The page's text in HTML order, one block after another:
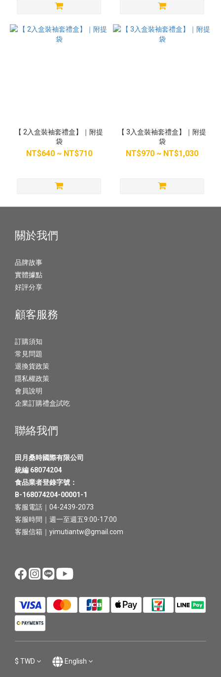
【 2入盒裝袖套禮盒】｜附提
袋
NT$640 ~ NT$710
【 3入盒裝袖套禮盒】｜附提
袋
NT$970 ~ NT$1,030
關於我們
品牌故事
實體據點
好評分享
顧客服務
訂購須知
常見問題
退換貨政策
隱私權政策
會員說明
企業訂購禮盒試吃
聯絡我們
田月桑時國際有限公司
統編 68074204
食品業者登錄字號：
B-168074204-00001-1
客服電話｜04-2439-2073
客服時間｜週一至週五9:00-17:00
客服信箱｜yimutiantw@gmail.com
$ TWD English